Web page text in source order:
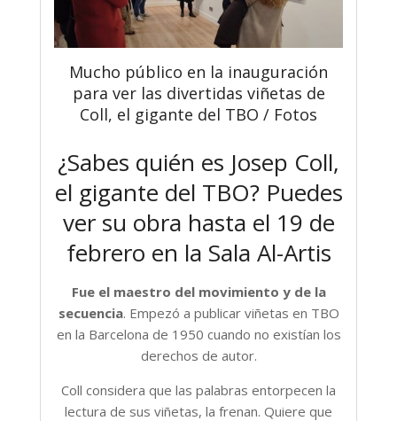
Mucho público en la inauguración
para ver las divertidas viñetas de
Coll, el gigante del TBO / Fotos
¿Sabes quién es Josep Coll,
el gigante del TBO? Puedes
ver su obra hasta el 19 de
febrero en la Sala Al-Artis
Fue el maestro del movimiento y de la
secuencia. Empezó a publicar viñetas en TBO
en la Barcelona de 1950 cuando no existían los
derechos de autor.
Coll considera que las palabras entorpecen la
lectura de sus viñetas, la frenan. Quiere que